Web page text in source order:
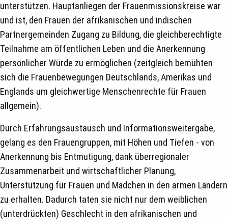
unterstützen. Hauptanliegen der Frauenmissionskreise war
und ist, den Frauen der afrikanischen und indischen
Partnergemeinden Zugang zu Bildung, die gleichberechtigte
Teilnahme am öffentlichen Leben und die Anerkennung
persönlicher Würde zu ermöglichen (zeitgleich bemühten
sich die Frauenbewegungen Deutschlands, Amerikas und
Englands um gleichwertige Menschenrechte für Frauen
allgemein).
Durch Erfahrungsaustausch und Informationsweitergabe,
gelang es den Frauengruppen, mit Höhen und Tiefen - von
Anerkennung bis Entmutigung, dank überregionaler
Zusammenarbeit und wirtschaftlicher Planung,
Unterstützung für Frauen und Mädchen in den armen Ländern
zu erhalten. Dadurch taten sie nicht nur dem weiblichen
(unterdrückten) Geschlecht in den afrikanischen und